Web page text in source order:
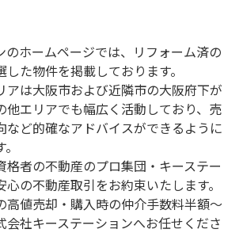
のホームページでは、リフォーム済の
た物件を掲載しております。
アは大阪市および近隣市の大阪府下が
他エリアでも幅広く活動しており、売
など的確なアドバイスができるように
格者の不動産のプロ集団・キーステー
の不動産取引をお約束いたします。
高値売却・購入時の仲介手数料半額～
会社キーステーションへお任せくださ